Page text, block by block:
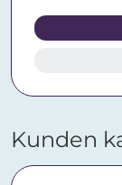
Kunden